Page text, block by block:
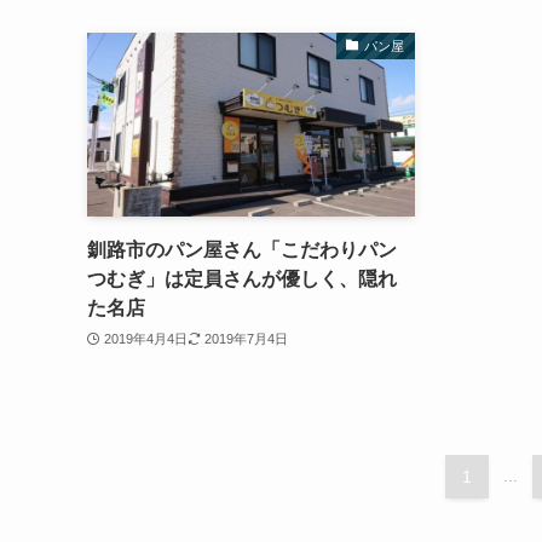
パン屋
釧路市のパン屋さん「こだわりパン
つむぎ」は定員さんが優しく、隠れ
た名店
2019年4月4日 2019年7月4日
1